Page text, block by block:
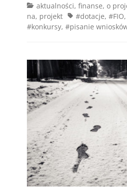
Categories
aktualności, finanse, o
na, projekt Tags#dotacje, #FIO,
#konkursy, #pisanie